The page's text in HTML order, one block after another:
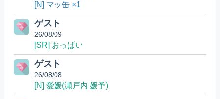
[N] マッ缶 ×1
ゲスト
26/08/09
[SR] おっぱい
ゲスト
26/08/08
[N] 愛媛(瀬戸内 媛予)